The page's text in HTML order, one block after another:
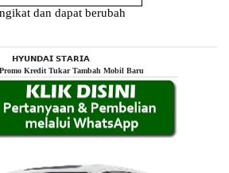
𝗛𝗬𝗨𝗡𝗗𝗔𝗜 𝗦𝗧𝗔𝗥𝗜𝗔
Kredit Tukar Tambah Mobil Baru